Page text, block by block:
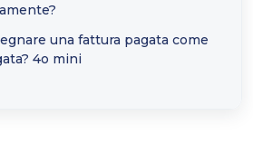
una fattura pagata come
fattura non pagata? 4o mini